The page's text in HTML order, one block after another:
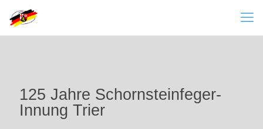
125 Jahre Schornsteinfeger-
Innung Trier